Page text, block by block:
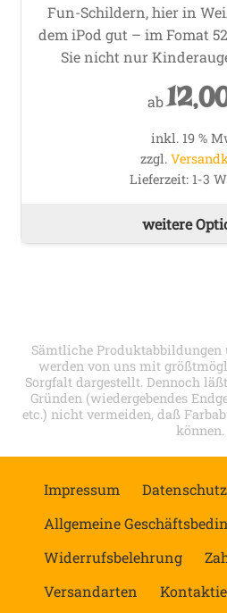
Fun-Schildern, hier in
dem iPod gut – im Fomat
Sie nicht nur
ab
inkl. 19 %
zzgl.
Lieferzeit: 1-3
weitere
Sämtliche Produktabbildungen
werden von uns mit
Sorgfalt dargestellt. Dennoch
Gründen (wiedergebendes
etc.) nicht vermeiden, daß
können.
Impressum
Allgemeine
Widerrufsbelehrung
Versandarten